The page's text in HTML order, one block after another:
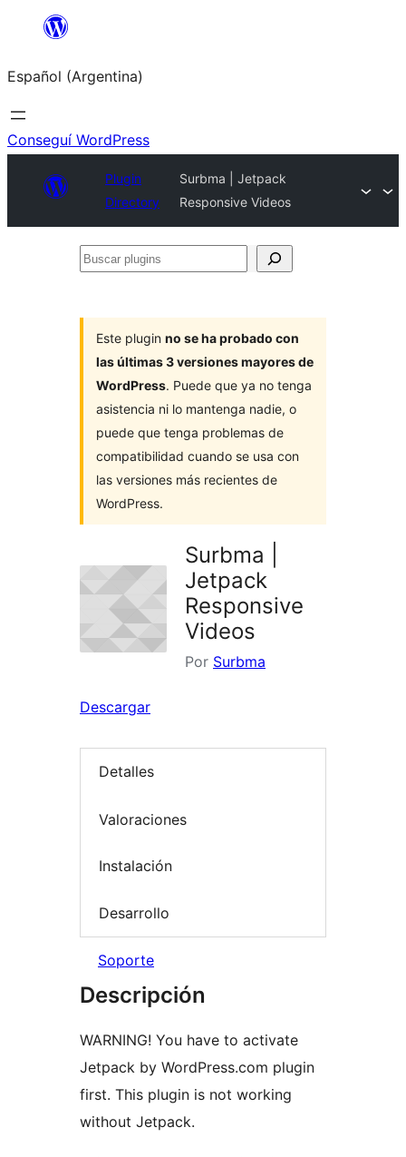
Saltar
contenido
Español (Argentina)
Conseguí WordPress
Plugin
Directory
Surbma | Jetpack
Responsive Videos
Buscar
Este plugin no se ha probado con
las últimas 3 versiones mayores de
WordPress. Puede que ya no tenga
asistencia ni lo mantenga nadie, o
puede que tenga problemas de
compatibilidad cuando se usa con
las versiones más recientes de
WordPress.
Surbma |
Jetpack
Responsive
Videos
Por Surbma
Descargar
Detalles
Valoraciones
Instalación
Desarrollo
Soporte
Descripción
WARNING! You have to activate
Jetpack by WordPress.com plugin
first. This plugin is not working
without Jetpack.